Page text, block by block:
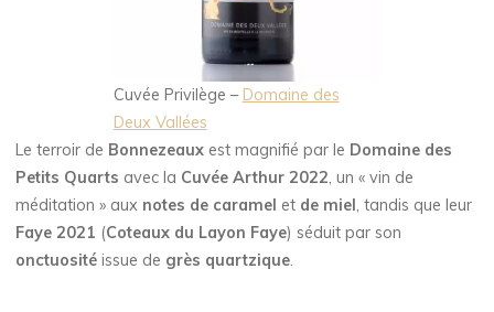
Cuvée Privilège – Domaine des
Deux Vallées
Le terroir de Bonnezeaux est magnifié par le Domaine des
Petits Quarts avec la Cuvée Arthur 2022, un « vin de
méditation » aux notes de caramel et de miel, tandis que leur
Faye 2021 (Coteaux du Layon Faye) séduit par son
onctuositéissue de grès quartzique.